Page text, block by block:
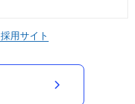
採用サイト